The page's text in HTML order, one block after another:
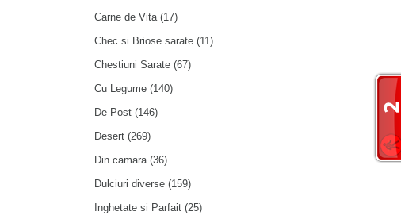
Carne de Vita(17)
Chec si Briose sarate (11)
Chestiuni Sarate (67)
Cu Legume (140)
De Post (146)
Desert (269)
Din camara(36)
Dulciuri diverse (159)
Inghetate si Parfait (25)